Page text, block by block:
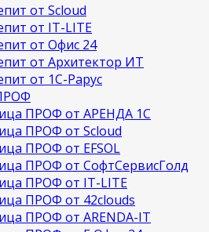
от Scloud
от IT-LITE
от Офис 24
от Архитектор ИТ
от 1С-Рарус
ПРОФ от АРЕНДА 1С
ПРОФ от Scloud
ПРОФ от EFSOL
ПРОФ от СофтСервисГолд
ПРОФ от IT-LITE
ПРОФ от 42clouds
ПРОФ от ARENDA-IT